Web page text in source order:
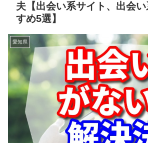
夫【出会い系サイト、出会
すめ5選】
愛知県